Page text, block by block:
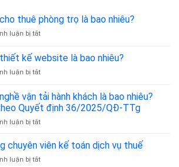
thuê phòng trọ là bao nhiêu?
luận bị tắtở
ngành
cho
thuê
trọ
là
bao
nhiêu?
kế website là bao nhiêu?
luận bị tắtở
ngành
thiết
kế
website
bao
vận tải hành khách là bao nhiêu?
Quyết định 36/2025/QĐ-TTg
luận bị tắtở
ngành
vận
chuyên viên kế toán dịch vụ thuế
luận bị tắtở